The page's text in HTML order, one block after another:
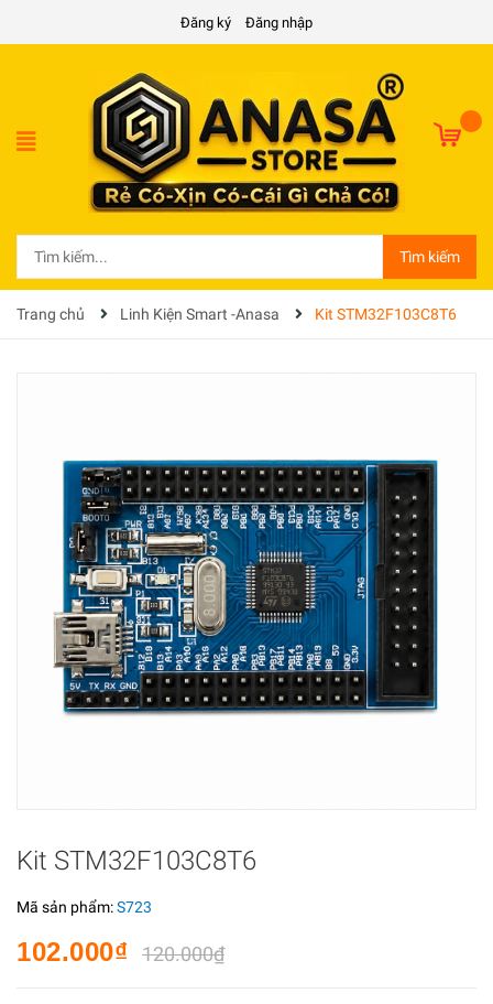
Đăng ký Đăng nhập
Tìm kiếm
Trang chủ Linh Kiện Smart -Anasa Kit STM32F103C8T6
Kit STM32F103C8T6
Mã sản phẩm:S723
102.000₫ 120.000₫